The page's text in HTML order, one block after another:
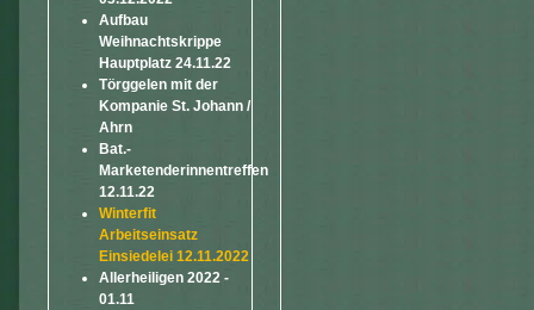
Aufbau
Weihnachtskrippe
Hauptplatz 24.11.22
Törggelen mit der
Kompanie St. Johann /
Ahrn
Bat.-
Marketenderinnentreffen
12.11.22
Winterfit
Arbeitseinsatz
Einsiedelei 12.11.2022
Allerheiligen 2022 -
01.11